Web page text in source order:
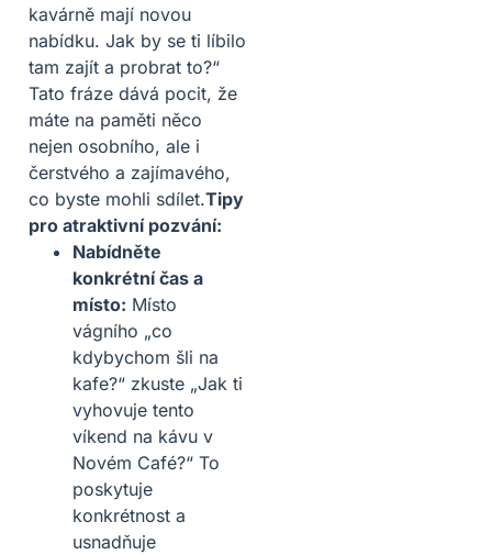
kavárně mají novou
nabídku. Jak by se ti líbilo
tam zajít a probrat to?“
Tato fráze dává pocit, že
máte na paměti něco
nejen osobního, ale i
čerstvého a zajímavého,
co byste mohli sdílet.Tipy
pro atraktivní pozvání:
Nabídněte
konkrétní čas a
místo: Místo
vágního „co
kdybychom šli na
kafe?“ zkuste „Jak ti
vyhovuje tento
víkend na kávu v
Novém Café?“ To
poskytuje
konkrétnost a
usnadňuje